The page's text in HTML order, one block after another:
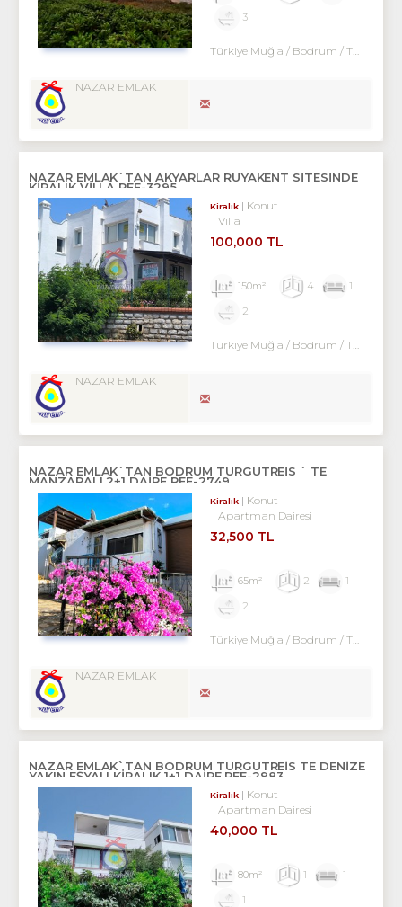
3
Türkiye Muğla / Bodrum / Turgutreis
NAZAR EMLAK
NAZAR EMLAK`TAN AKYARLAR RÜYAKENT SİTESİNDE
KİRALIK VİLLA REF-3295
Kiralık
Konut
Villa
100,000 TL
150m² 4
1
2
Türkiye Muğla / Bodrum / Turgutreis
NAZAR EMLAK
NAZAR EMLAK`TAN BODRUM TURGUTREİS ` TE
MANZARALI 2+1 DAİRE REF-2749
Kiralık
Konut
Apartman Dairesi
32,500 TL
65m² 2
1
2
Türkiye Muğla / Bodrum / Turgutreis
NAZAR EMLAK
NAZAR EMLAK`TAN BODRUM TURGUTREİS TE DENİZE
YAKIN EŞYALI KİRALIK 1+1 DAİRE REF-2983
Kiralık
Konut
Apartman Dairesi
40,000 TL
80m² 1
1
1